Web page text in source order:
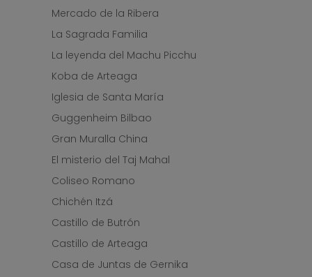
Mercado de la Ribera
La Sagrada Familia
La leyenda del Machu Picchu
Koba de Arteaga
Iglesia de Santa María
Guggenheim Bilbao
Gran Muralla China
El misterio del Taj Mahal
Coliseo Romano
Chichén Itzá
Castillo de Butrón
Castillo de Arteaga
Casa de Juntas de Gernika